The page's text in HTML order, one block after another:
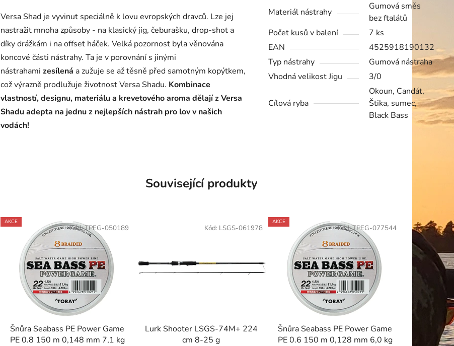
Versa Shad je vyvinut speciálně k lovu evropských dravců. Lze jej
nastražit mnoha způsoby - na klasický jig, čeburašku, drop-shot a
díky drážkám i na offset háček. Velká pozornost byla věnována
koncové části nástrahy. Ta je v porovnání s jinými
nástrahami zesílená a zužuje se až těsně před samotným kopýtkem,
což výrazně prodlužuje životnost Versa Shadu. Kombinace
vlastností, designu, materiálu a krevetového aroma dělají z Versa
Shadu adepta na jednu z nejlepších nástrah pro lov v našich
vodách!
Materiál nástrahy
Gumová směs
bez ftalátů
Počet kusů v balení
7 ks
EAN
4525918190132
Typ nástrahy
Gumová nástraha
Vhodná velikost Jigu
3/0
Cílová ryba
Okoun, Candát,
Štika, sumec,
Black Bass
Související produkty
AKCE
Šnůra Seabass PE Power Game
PE 0.8 150 m 0,148 mm 7,1 kg
Kód:TPEG-050189
Lurk Shooter LSGS-74M+ 224
cm 8-25 g
Kód: LSGS-061978
AKCE
Šnůra Seabass PE Power Game
PE 0.6 150 m 0,128 mm 6,0 kg
Kód:TPEG-077544